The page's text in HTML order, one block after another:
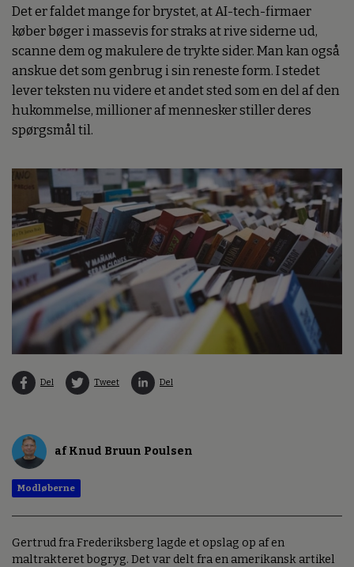
Det er faldet mange for brystet, at AI-tech-firmaer
køber bøger i massevis for straks at rive siderne ud,
scanne dem og makulere de trykte sider. Man kan også
anskue det som genbrug i sin reneste form. I stedet
lever teksten nu videre et andet sted som en del af den
hukommelse, millioner af mennesker stiller deres
spørgsmål til.
Del Tweet Del
af Knud Bruun Poulsen
Modløberne
Gertrud fra Frederiksberg lagde et opslag op af en
maltrakteret bogryg. Det var delt fra en amerikansk artikel